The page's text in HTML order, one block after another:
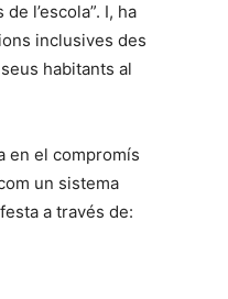
l’escola”. I, ha
inclusives des
habitants al
en el compromís
un sistema
a través de: